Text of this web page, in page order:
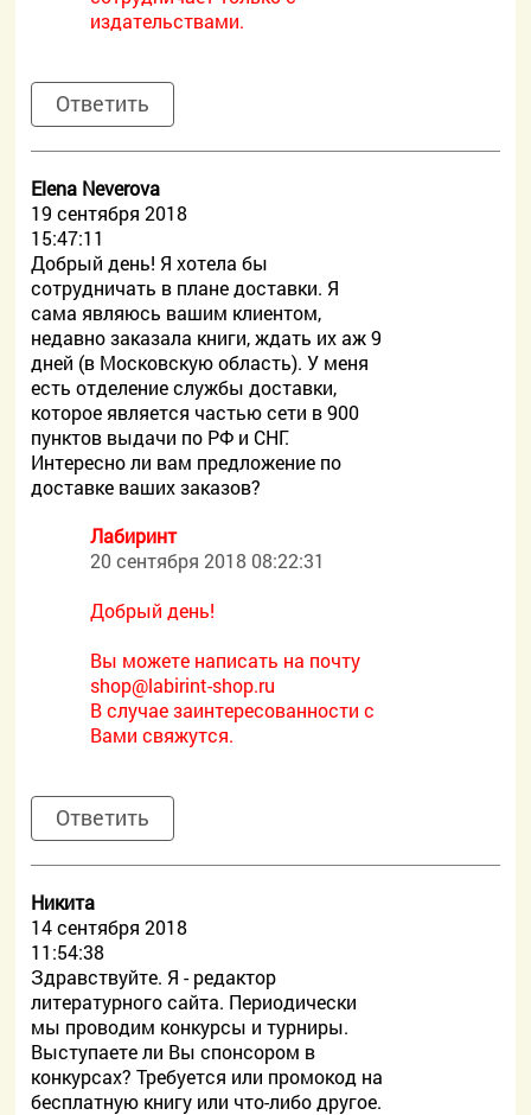
издательствами.
Ответить
Elena Neverova
19 сентября 2018
15:47:11
Добрый день! Я хотела бы
сотрудничать в плане доставки. Я
сама являюсь вашим клиентом,
недавно заказала книги, ждать их аж 9
дней (в Московскую область). У меня
есть отделение службы доставки,
которое является частью сети в 900
пунктов выдачи по РФ и СНГ.
Интересно ли вам предложение по
доставке ваших заказов?
Лабиринт
20 сентября 2018 08:22:31
Добрый день!
Вы можете написать на почту
shop@labirint-shop.ru
В случае заинтересованности с
Вами свяжутся.
Ответить
Никита
14 сентября 2018
11:54:38
Здравствуйте. Я - редактор
литературного сайта. Периодически
мы проводим конкурсы и турниры.
Выступаете ли Вы спонсором в
конкурсах? Требуется или промокод на
бесплатную книгу или что-либо другое.